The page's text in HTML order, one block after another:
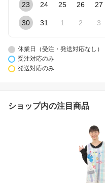
23 24 25 26 27
30 31 1 2 3
休業日（受注・発送対応なし）
受注対応のみ
発送対応のみ
ショップ内の注目商品